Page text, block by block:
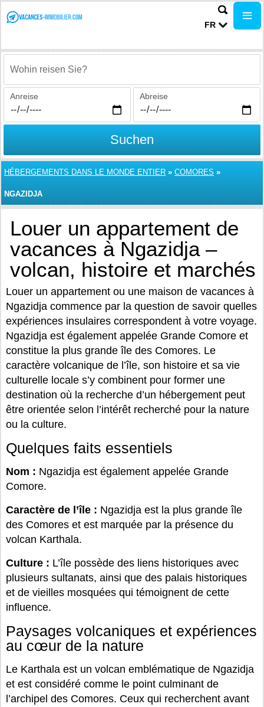
FR
Wohin reisen Sie?
Anreise Abreise
Suchen
HÉBERGEMENTS DANS LE MONDE ENTIER » COMORES »
NGAZIDJA
Louer un appartement de
vacances à Ngazidja –
volcan, histoire et marchés
Louer un appartement ou une maison de vacances à
Ngazidja commence par la question de savoir quelles
expériences insulaires correspondent à votre voyage.
Ngazidja est également appelée Grande Comore et
constitue la plus grande île des Comores. Le
caractère volcanique de l’île, son histoire et sa vie
culturelle locale s’y combinent pour former une
destination où la recherche d’un hébergement peut
être orientée selon l’intérêt recherché pour la nature
ou la culture.
Quelques faits essentiels
Nom : Ngazidja est également appelée Grande
Comore.
Caractère de l’île : Ngazidja est la plus grande île
des Comores et est marquée par la présence du
volcan Karthala.
Culture : L’île possède des liens historiques avec
plusieurs sultanats, ainsi que des palais historiques
et de vieilles mosquées qui témoignent de cette
influence.
Paysages volcaniques et expériences
au cœur de la nature
Le Karthala est un volcan emblématique de Ngazidja
et est considéré comme le point culminant de
l’archipel des Comores. Ceux qui recherchent avant